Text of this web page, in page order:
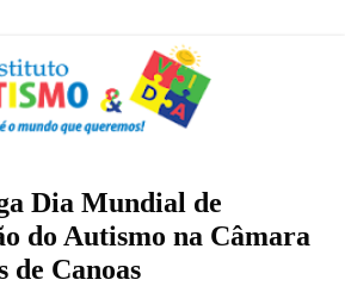
Dia Mundial de
do Autismo na Câmara
de Canoas